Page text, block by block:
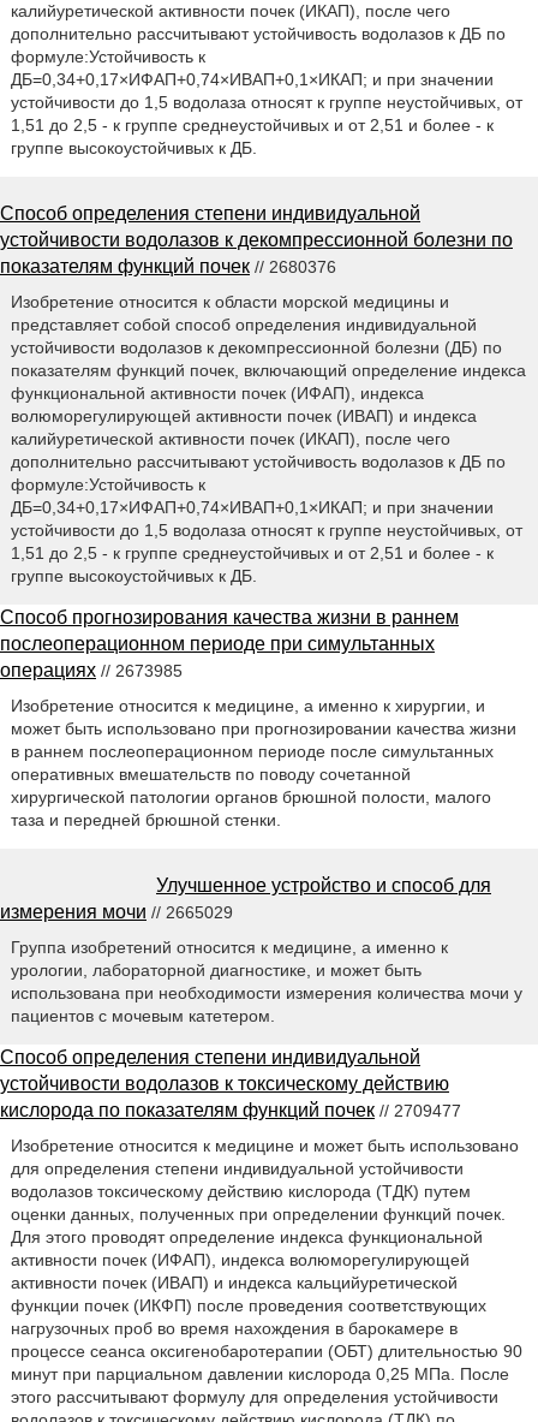
калийуретической активности почек (ИКАП), после чего
дополнительно рассчитывают устойчивость водолазов к ДБ по
формуле:Устойчивость к
ДБ=0,34+0,17×ИФАП+0,74×ИВАП+0,1×ИКАП; и при значении
устойчивости до 1,5 водолаза относят к группе неустойчивых, от
1,51 до 2,5 - к группе среднеустойчивых и от 2,51 и более - к
группе высокоустойчивых к ДБ.
Способ определения степени индивидуальной
устойчивости водолазов к декомпрессионной болезни по
показателям функций почек // 2680376
Изобретение относится к области морской медицины и
представляет собой способ определения индивидуальной
устойчивости водолазов к декомпрессионной болезни (ДБ) по
показателям функций почек, включающий определение индекса
функциональной активности почек (ИФАП), индекса
волюморегулирующей активности почек (ИВАП) и индекса
калийуретической активности почек (ИКАП), после чего
дополнительно рассчитывают устойчивость водолазов к ДБ по
формуле:Устойчивость к
ДБ=0,34+0,17×ИФАП+0,74×ИВАП+0,1×ИКАП; и при значении
устойчивости до 1,5 водолаза относят к группе неустойчивых, от
1,51 до 2,5 - к группе среднеустойчивых и от 2,51 и более - к
группе высокоустойчивых к ДБ.
Способ прогнозирования качества жизни в раннем
послеоперационном периоде при симультанных
операциях // 2673985
Изобретение относится к медицине, а именно к хирургии, и
может быть использовано при прогнозировании качества жизни
в раннем послеоперационном периоде после симультанных
оперативных вмешательств по поводу сочетанной
хирургической патологии органов брюшной полости, малого
таза и передней брюшной стенки.
Улучшенное устройство и способ для
измерения мочи // 2665029
Группа изобретений относится к медицине, а именно к
урологии, лабораторной диагностике, и может быть
использована при необходимости измерения количества мочи у
пациентов с мочевым катетером.
Способ определения степени индивидуальной
устойчивости водолазов к токсическому действию
кислорода по показателям функций почек // 2709477
Изобретение относится к медицине и может быть использовано
для определения степени индивидуальной устойчивости
водолазов токсическому действию кислорода (ТДК) путем
оценки данных, полученных при определении функций почек.
Для этого проводят определение индекса функциональной
активности почек (ИФАП), индекса волюморегулирующей
активности почек (ИВАП) и индекса кальцийуретической
функции почек (ИКФП) после проведения соответствующих
нагрузочных проб во время нахождения в барокамере в
процессе сеанса оксигенобаротерапии (ОБТ) длительностью 90
минут при парциальном давлении кислорода 0,25 МПа. После
этого рассчитывают формулу для определения устойчивости